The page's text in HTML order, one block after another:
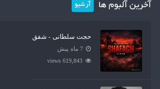
آخرین آلبوم ها آرشیو
حجت سلطانی - شفق
7 ماه پیش
619,843 views